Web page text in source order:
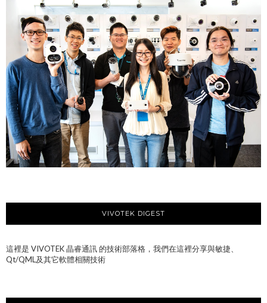
VIVOTEK DIGEST
這裡是 VIVOTEK 晶睿通訊 的技術部落格，我們在這裡分享與敏捷、
Qt/QML及其它軟體相關技術